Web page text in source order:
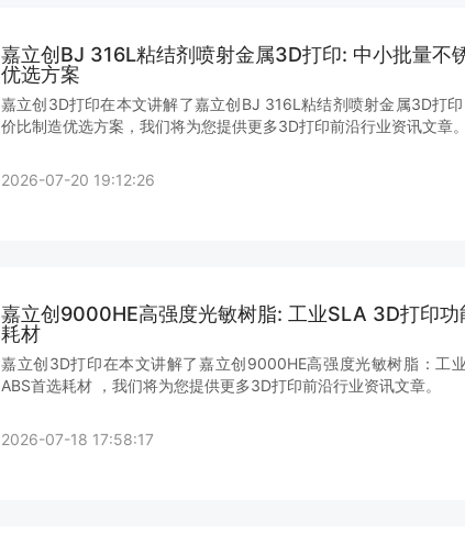
嘉立创BJ 316L粘结剂喷射金属3D打印: 中小批量不
优选方案
嘉立创3D打印在本文讲解了嘉立创BJ 316L粘结剂喷射金属3D打
价比制造优选方案，我们将为您提供更多3D打印前沿行业资讯文章。
2026-07-20 19:12:26
嘉立创9000HE高强度光敏树脂: 工业SLA 3D打印
耗材
嘉立创3D打印在本文讲解了嘉立创9000HE高强度光敏树脂：工
ABS首选耗材 ，我们将为您提供更多3D打印前沿行业资讯文章。
2026-07-18 17:58:17